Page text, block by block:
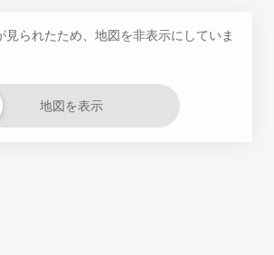
見られたため、地図を非表示にしていま
地図を表示